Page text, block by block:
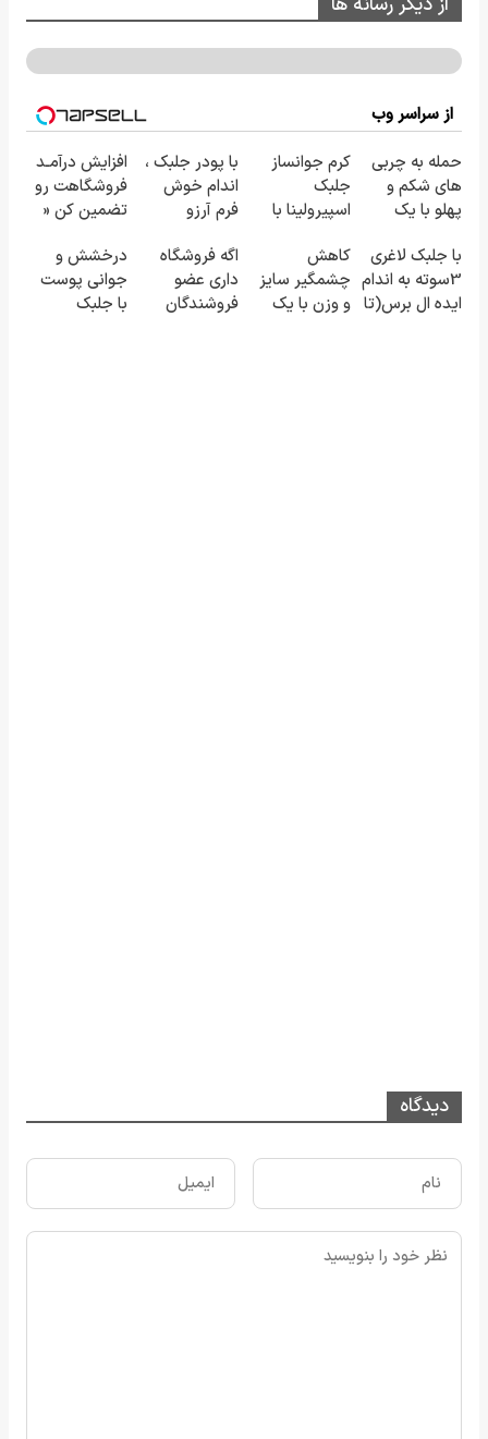
از سراسر وب
حمله به چربی
های شکم و
پهلو با یک
قوی(پودرجلبک
سبز45%تخفیف)
کرم جوانساز
جلبک
اسپیرولینا با
با پودر جلبک ،
اندام خوش
فرم آرزو
کیلو کاهش
وزن در یک
ماه)
افزایش درآمـد
فروشگاهت رو
تضمین کن «
ثبت کن »
با جلبک لاغری
3سوته به اندام
ایده ال برس(تا
کاهش
چشمگیر سایز
و وزن با یک
اگه فروشگاه
داری عضو
فروشندگان
درخشش و
جوانی پوست
با جلبک
دیدگاه